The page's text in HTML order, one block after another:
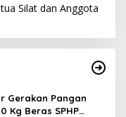
Silat dan Anggota
Gerakan Pangan
Kg Beras SPHP